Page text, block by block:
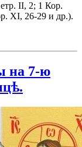
II, 2; 1 Кор.
XI, 26-29 и др.).
на 7-ю